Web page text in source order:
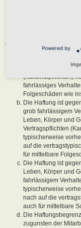
zur
insbesondere die
untersagen oder
5. GEWÄHRLEISTUNG
Der Betreiber haftet
und Gesundheit
(Kardinalpflichten)
fahrlässiges
Folgeschäden wie
Die Haftung ist
grob fahrlässigem
Leben, Körper und
Vertragspflichten
typischerweise
auf die
für mittelbare
Die Haftung ist
Leben, Körper und
fahrlässigem
typischerweise
nach auf die
auch für mittelbare
Die
zugunsten der
Powered by